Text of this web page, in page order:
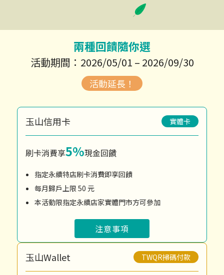
兩種回饋隨你選
活動期間：2026/05/01 – 2026/09/30
玉山信用卡 實體卡
刷卡消費享5%現金回饋
指定永續特店刷卡消費即享回饋
每月歸戶上限 50 元
本活動限指定永續店家實體門市方可參加
注意事項
玉山Wallet TWQR掃碼付款